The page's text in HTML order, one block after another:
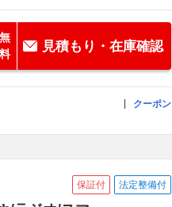
無
料
見積もり・在庫確認
クーポン
保証付 法定整備付